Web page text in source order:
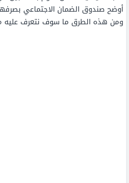
أوضح صندوق الضمان الاجتماعي
ومن هذه الطرق ما سوف نتعرف عليه